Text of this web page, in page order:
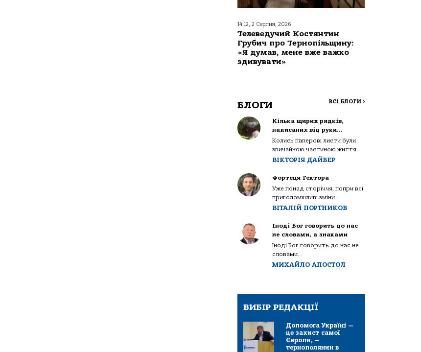
14:12, 2 Серпня, 2026
Телеведучий Костянтин
Грубич про Тернопільщину:
«Я думав, мене вже важко
здивувати»
БЛОГИ ВСІ БЛОГИ >
Кілька щирих рядків,
написаних від руки…
Колись паперові листи були
звичайною частиною життя...
ВІКТОРІЯ ДАЙВЕР
Фортеця Гектора
Уже понад сторіччя, попри всі
приголомшливі зміни...
ВІТАЛІЙ ПОРТНИКОВ
Іноді Бог говорить до нас
не словами, а знаками
Іноді Бог говорить до нас не
словами...
МИХАЙЛО АПОСТОЛ
ВИБІР РЕДАКЦІЇ
Допомога Україні —
це захист самої
Європи, –
тернополянин в